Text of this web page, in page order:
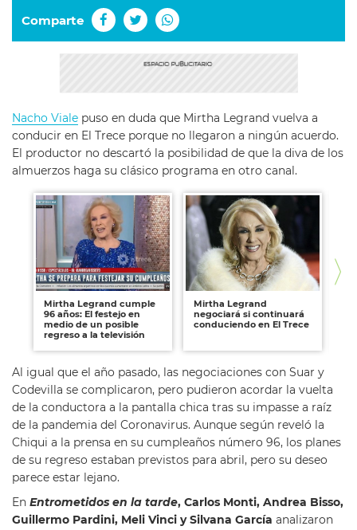
Comparte
Nacho Viale puso en duda que Mirtha Legrand vuelva a
conducir en El Trece porque no llegaron a ningún acuerdo.
El productor no descartó la posibilidad de que la diva de los
almuerzos haga su clásico programa en otro canal.
Mirtha Legrand cumple
96 años: El festejo en
medio de un posible
regreso a la televisión
Mirtha Legrand
negociará si continuará
conduciendo en El Trece
Al igual que el año pasado, las negociaciones con Suar y
Codevilla se complicaron, pero pudieron acordar la vuelta
de la conductora a la pantalla chica tras su impasse a raíz
de la pandemia del Coronavirus. Aunque según reveló la
Chiqui a la prensa en su cumpleaños número 96, los planes
de su regreso estaban previstos para abril, pero su deseo
parece estar lejano.
En Entrometidos en la tarde, Carlos Monti, Andrea Bisso,
Guillermo Pardini, Meli Vinci y Silvana García analizaron